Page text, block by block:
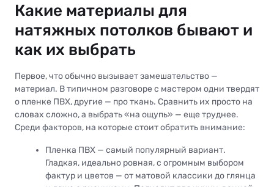
Какие материалы для
натяжных потолков бывают и
как их выбрать
Первое, что обычно вызывает замешательство —
материал. В типичном разговоре с мастером одни твердят
о пленке ПВХ, другие — про ткань. Сравнить их просто на
словах сложно, а выбрать «на ощупь» — еще труднее.
Среди факторов, на которые стоит обратить внимание:
Пленка ПВХ — самый популярный вариант.
Гладкая, идеально ровная, с огромным выбором
фактур и цветов — от матовой классики до глянца